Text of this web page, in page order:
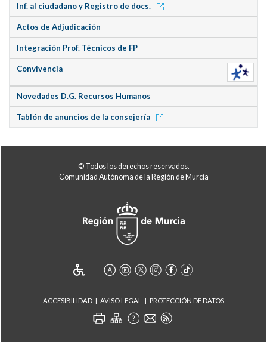
Inf. al ciudadano y Registro de docs.
Actos de Adjudicación
Integración Prof. Técnicos de FP
Convivencia
Novedades D.G. Recursos Humanos
Tablón de anuncios de la consejería
© Todos los derechos reservados.
Comunidad Autónoma de la Región de Murcia
ACCESIBILIDAD AVISO LEGAL PROTECCIÓN DE DATOS